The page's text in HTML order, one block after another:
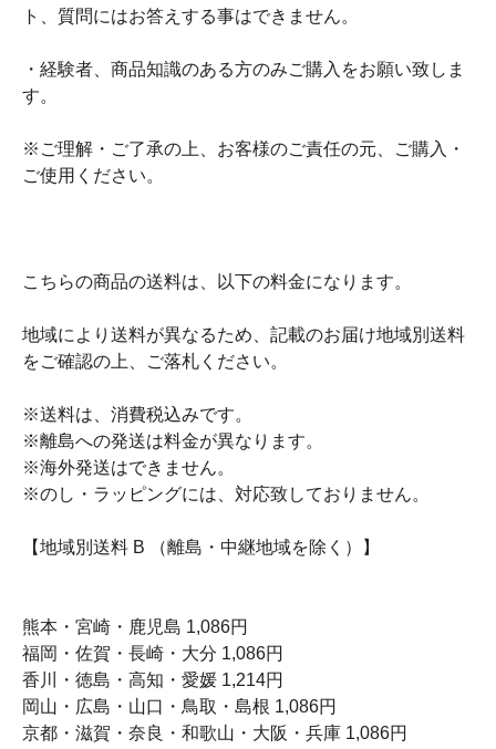
ト、質問にはお答えする事はできません。
・経験者、商品知識のある方のみご購入をお願い致しま
す。
※ご理解・ご了承の上、お客様のご責任の元、ご購入・
ご使用ください。
こちらの商品の送料は、以下の料金になります。
地域により送料が異なるため、記載のお届け地域別送料
をご確認の上、ご落札ください。
※送料は、消費税込みです。
※離島への発送は料金が異なります。
※海外発送はできません。
※のし・ラッピングには、対応致しておりません。
【地域別送料 B （離島・中継地域を除く）】
熊本・宮崎・鹿児島 1,086円
福岡・佐賀・長崎・大分 1,086円
香川・徳島・高知・愛媛 1,214円
岡山・広島・山口・鳥取・島根 1,086円
京都・滋賀・奈良・和歌山・大阪・兵庫 1,086円